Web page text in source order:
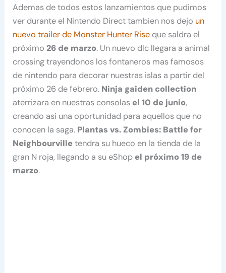
Ademas de todos estos lanzamientos que pudimos
ver durante el Nintendo Direct tambien nos dejo un
nuevo trailer de Monster Hunter Rise que saldra el
próximo 26 de marzo. Un nuevo dlc llegara a animal
crossing trayendonos los fontaneros mas famosos
de nintendo para decorar nuestras islas a partir del
próximo 26 de febrero. Ninja gaiden collection
aterrizara en nuestras consolas el 10 de junio,
creando asi una oportunidad para aquellos que no
conocen la saga. Plantas vs. Zombies: Battle for
Neighbourvilletendra su hueco en la tienda de la
gran N roja, llegando a su eShop el próximo 19 de
marzo.